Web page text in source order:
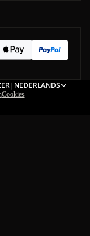
| NEDERLANDS
Cookies